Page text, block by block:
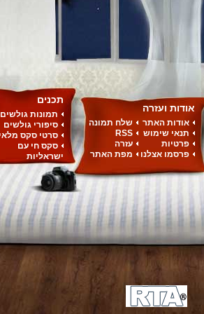
אודות ועזרה
אודות האתר
תנאי שימוש
פרטיות
פרסמו אצלנו
שלח תמונה
RSS
עזרה
מפת האתר
תכנים
תמונות גולשים
סיפורי גולשים
סרטי סקס
סקס חי עם
ישראליות